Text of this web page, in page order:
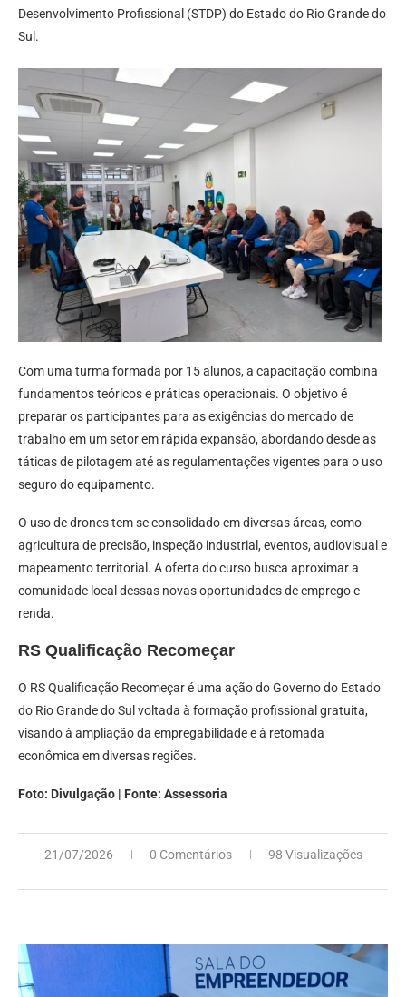
Desenvolvimento Profissional (STDP) do Estado do Rio Grande do
Sul.
Com uma turma formada por 15 alunos, a capacitação combina
fundamentos teóricos e práticas operacionais. O objetivo é
preparar os participantes para as exigências do mercado de
trabalho em um setor em rápida expansão, abordando desde as
táticas de pilotagem até as regulamentações vigentes para o uso
seguro do equipamento.
O uso de drones tem se consolidado em diversas áreas, como
agricultura de precisão, inspeção industrial, eventos, audiovisual e
mapeamento territorial. A oferta do curso busca aproximar a
comunidade local dessas novas oportunidades de emprego e
renda.
RS Qualificação Recomeçar
O RS Qualificação Recomeçar é uma ação do Governo do Estado
do Rio Grande do Sul voltada à formação profissional gratuita,
visando à ampliação da empregabilidade e à retomada
econômica em diversas regiões.
Foto: Divulgação | Fonte: Assessoria
21/07/2026 0 Comentários 98 Visualizações